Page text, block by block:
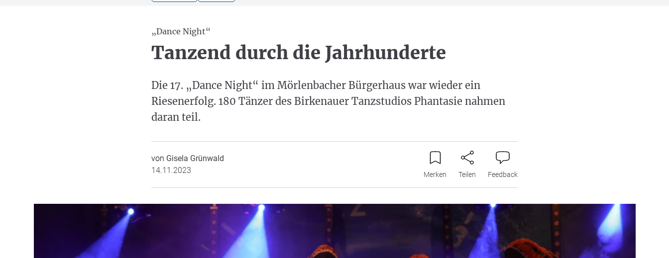
„Dance Night“
Tanzend durch die Jahrhunderte
Die 17. „Dance Night“ im Mörlenbacher Bürgerhaus war wieder ein
Riesenerfolg. 180 Tänzer des Birkenauer Tanzstudios Phantasie nahmen
daran teil.
von Gisela Grünwald
14.11.2023
Merken Teilen Feedback